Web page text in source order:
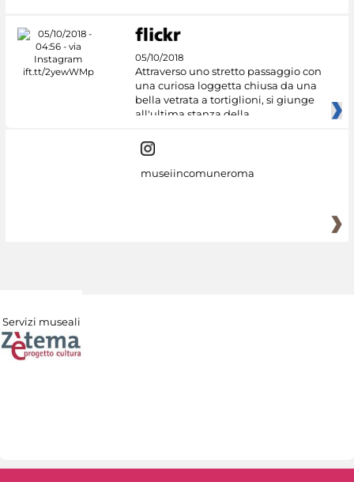
05/10/2018
Attraverso uno stretto passaggio con
una curiosa loggetta chiusa da una
bella vetrata a tortiglioni, si giunge
all'ultima stanza della
museiincomuneroma
Servizi museali